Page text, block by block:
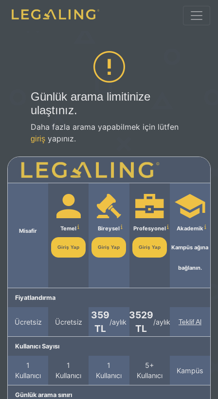
Günlük arama limitinize
ulaştınız.
Daha fazla arama yapabilmek için lütfen
giriş yapınız.
Misafir Temel
Giriş Yap
Bireysel
Giriş Yap
Profesyonel
Giriş Yap
Akademik
Kampüs ağına
bağlanın.
Fiyatlandırma
Ücretsiz Ücretsiz
359
TL
/aylık
3529
TL
/aylık Teklif Al
Kullanıcı Sayısı
1
Kullanıcı
1
Kullanıcı
1
Kullanıcı
5+
Kullanıcı
Kampüs
Günlük arama sınırı